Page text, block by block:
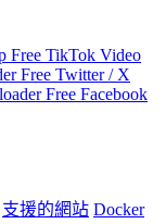
Free TikTok Video
Free Twitter / X
Free Facebook
支援的網站 Docker